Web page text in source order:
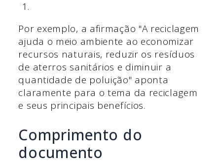
Por exemplo, a afirmação "A reciclagem
ajuda o meio ambiente ao economizar
recursos naturais, reduzir os resíduos
de aterros sanitários e diminuir a
quantidade de poluição" aponta
claramente para o tema da reciclagem
e seus principais benefícios.
Comprimento do
documento